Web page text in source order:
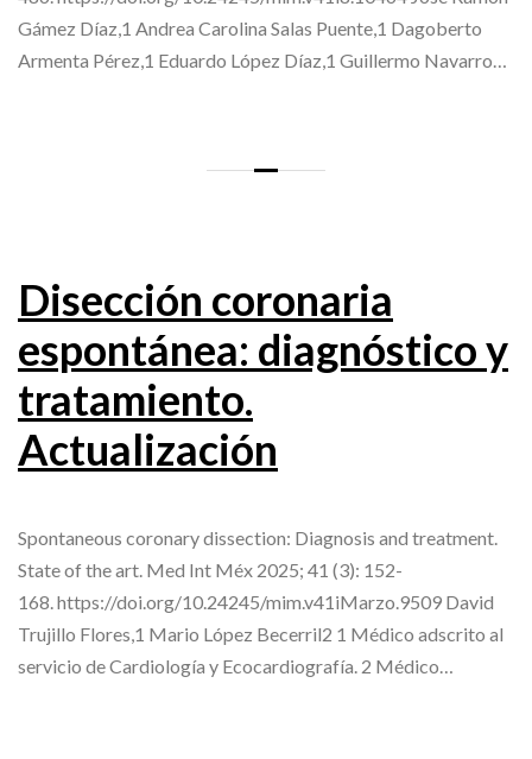
Gámez Díaz,1 Andrea Carolina Salas Puente,1 Dagoberto
Armenta Pérez,1 Eduardo López Díaz,1 Guillermo Navarro…
Disección coronaria
espontánea: diagnóstico y
tratamiento.
Actualización
Spontaneous coronary dissection: Diagnosis and treatment.
State of the art. Med Int Méx 2025; 41 (3): 152-
168. https://doi.org/10.24245/mim.v41iMarzo.9509 David
Trujillo Flores,1 Mario López Becerril2 1 Médico adscrito al
servicio de Cardiología y Ecocardiografía. 2 Médico…